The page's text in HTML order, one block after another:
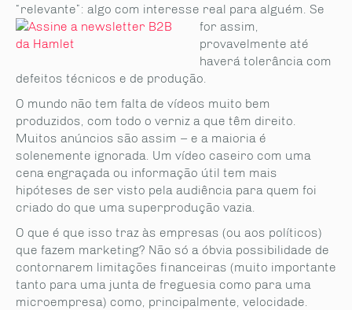
“relevante”: algo com interesse real para alguém. Se
for assim,
provavelmente até
haverá tolerância com
defeitos técnicos e de produção.
O mundo não tem falta de vídeos muito bem
produzidos, com todo o verniz a que têm direito.
Muitos anúncios são assim – e a maioria é
solenemente ignorada. Um vídeo caseiro com uma
cena engraçada ou informação útil tem mais
hipóteses de ser visto pela audiência para quem foi
criado do que uma superprodução vazia.
O que é que isso traz às empresas (ou aos políticos)
que fazem marketing? Não só a óbvia possibilidade de
contornarem limitações financeiras (muito importante
tanto para uma junta de freguesia como para uma
microempresa) como, principalmente, velocidade.